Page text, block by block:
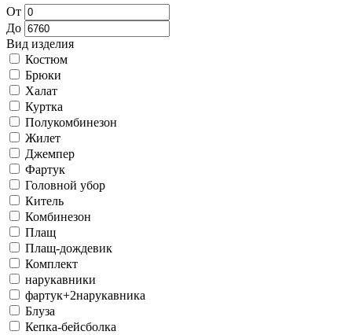
От
До
Вид изделия
Костюм
Брюки
Халат
Куртка
Полукомбинезон
Жилет
Джемпер
Фартук
Головной убор
Китель
Комбинезон
Плащ
Плащ-дождевик
Комплект
нарукавники
фартук+2нарукавника
Блуза
Кепка-бейсболка